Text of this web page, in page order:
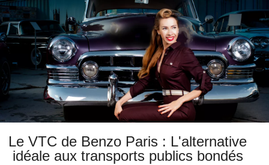
Le VTC de Benzo Paris : L'alternative
idéale aux transports publics bondés